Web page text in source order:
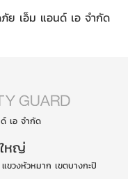
ย เอ็ม แอนด์ เอ จำกัด
เอ จำกัด
หญ่
แขวงหัวหมาก เขตบางกะปิ